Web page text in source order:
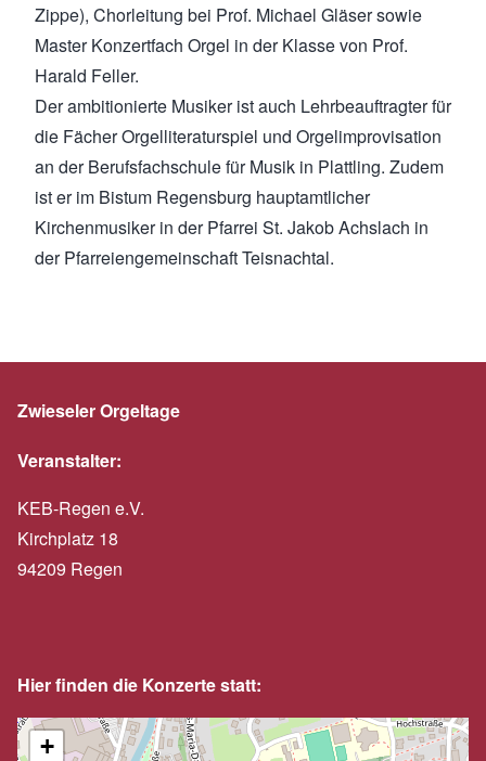
Zippe), Chorleitung bei Prof. Michael Gläser sowie
Master Konzertfach Orgel in der Klasse von Prof.
Harald Feller.
Der ambitionierte Musiker ist auch Lehrbeauftragter für
die Fächer Orgelliteraturspiel und Orgelimprovisation
an der Berufsfachschule für Musik in Plattling. Zudem
ist er im Bistum Regensburg hauptamtlicher
Kirchenmusiker in der Pfarrei St. Jakob Achslach in
der Pfarreiengemeinschaft Teisnachtal.
Zwieseler Orgeltage
Veranstalter:
KEB-Regen e.V.
Kirchplatz 18
94209 Regen
Hier finden die Konzerte statt:
+